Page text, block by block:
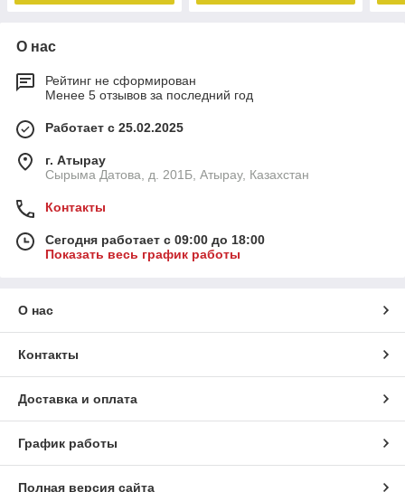
О нас
Рейтинг не сформирован
Менее 5 отзывов за последний год
Работает с 25.02.2025
г. Атырау
Сырыма Датова, д. 201Б, Атырау, Казахстан
Контакты
Сегодня работает с 09:00 до 18:00
Показать весь график работы
О нас
Контакты
Доставка и оплата
График работы
Полная версия сайта